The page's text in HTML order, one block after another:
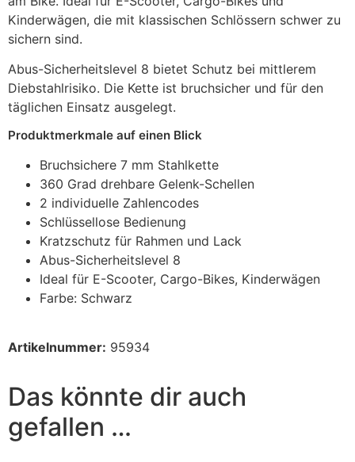
Kinderwägen, die mit klassischen Schlössern schwer zu
sichern sind.
Abus-Sicherheitslevel 8 bietet Schutz bei mittlerem
Diebstahlrisiko. Die Kette ist bruchsicher und für den
täglichen Einsatz ausgelegt.
Produktmerkmale auf einen Blick
Bruchsichere 7 mm Stahlkette
360 Grad drehbare Gelenk-Schellen
2 individuelle Zahlencodes
Schlüssellose Bedienung
Kratzschutz für Rahmen und Lack
Abus-Sicherheitslevel 8
Ideal für E-Scooter, Cargo-Bikes, Kinderwägen
Farbe: Schwarz
Artikelnummer: 95934
Das könnte dir auch
gefallen …